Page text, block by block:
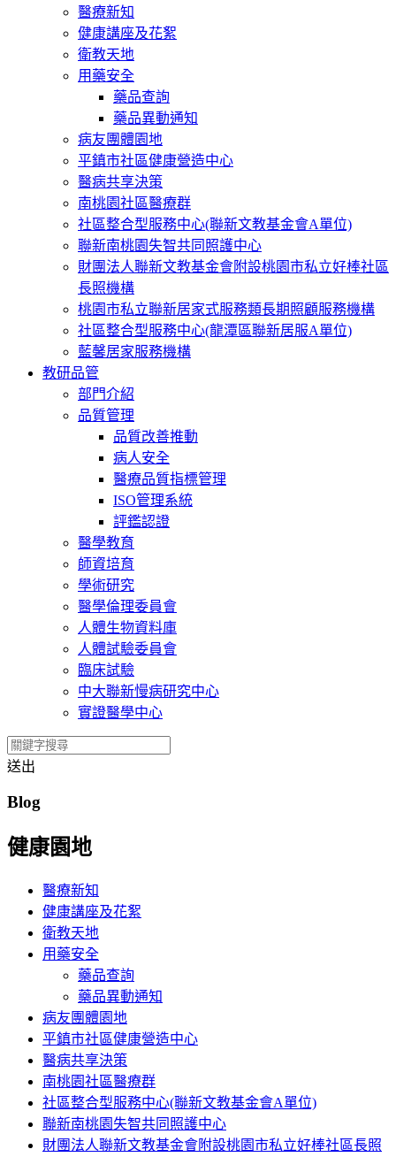
醫療新知
健康講座及花絮
衛教天地
用藥安全
藥品查詢
藥品異動通知
病友團體園地
平鎮市社區健康營造中心
醫病共享決策
南桃園社區醫療群
社區整合型服務中心(聯新文教基金會A單位)
聯新南桃園失智共同照護中心
財團法人聯新文教基金會附設桃園市私立好棒社區
長照機構
桃園市私立聯新居家式服務類長期照顧服務機構
社區整合型服務中心(龍潭區聯新居服A單位)
藍馨居家服務機構
教研品管
部門介紹
品質管理
品質改善推動
病人安全
醫療品質指標管理
ISO管理系統
評鑑認證
醫學教育
師資培育
學術研究
醫學倫理委員會
人體生物資料庫
人體試驗委員會
臨床試驗
中大聯新慢病研究中心
實證醫學中心
送出
Blog
健康園地
醫療新知
健康講座及花絮
衛教天地
用藥安全
藥品查詢
藥品異動通知
病友團體園地
平鎮市社區健康營造中心
醫病共享決策
南桃園社區醫療群
社區整合型服務中心(聯新文教基金會A單位)
聯新南桃園失智共同照護中心
財團法人聯新文教基金會附設桃園市私立好棒社區長照